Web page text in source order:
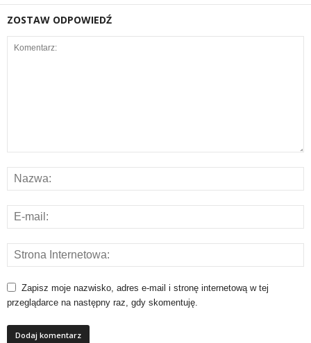
ZOSTAW ODPOWIEDŹ
Zapisz moje nazwisko, adres e-mail i stronę internetową w tej
przeglądarce na następny raz, gdy skomentuję.